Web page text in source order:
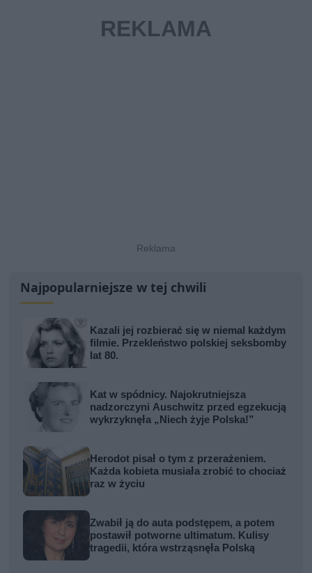
Najpopularniejsze w tej chwili
Kazali jej rozbierać się w niemal każdym
filmie. Przekleństwo polskiej seksbomby
lat 80.
Kat w spódnicy. Najokrutniejsza
nadzorczyni Auschwitz przed egzekucją
wykrzyknęła „Niech żyje Polska!”
Herodot pisał o tym z przerażeniem.
Każda kobieta musiała zrobić to chociaż
raz w życiu
Zwabił ją do auta podstępem, a potem
postawił potworne ultimatum. Kulisy
tragedii, która wstrząsnęła Polską